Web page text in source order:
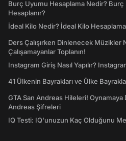
Burç Uyumu Hesaplama Nedir? Burç
Hesaplanır?
İdeal Kilo Nedir? İdeal Kilo Hesaplama
Ders Çalışırken Dinlenecek Müzikler
Çalışamayanlar Toplanın!
Instagram Giriş Nasıl Yapılır?
41 Ülkenin Bayrakları ve Ülke
GTA San Andreas Hileleri!
Andreas Şifreleri
IQ Testi: IQ'unuzun Kaç Olduğunu